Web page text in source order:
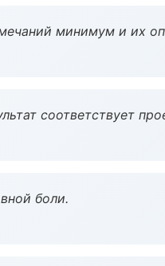
минимум и их
соответствует
боли.